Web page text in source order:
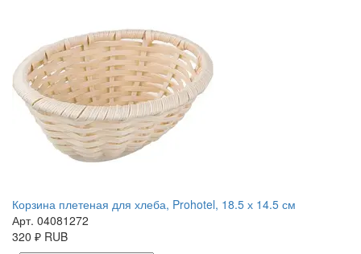
Корзина плетеная для хлеба, Prohotel, 18.5 х 14.5 см
Арт. 04081272
320 ₽ RUB